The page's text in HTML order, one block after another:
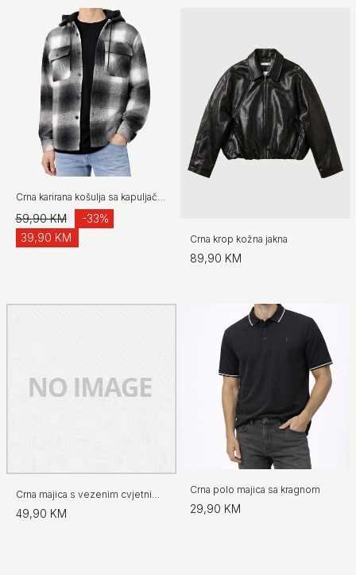
Crna karirana košulja sa kapuljačom
59,90 KM
39,90 KM
-33%
Crna krop kožna jakna
89,90 KM
49,90 KM
Crna polo majica sa kragnom
29,90 KM